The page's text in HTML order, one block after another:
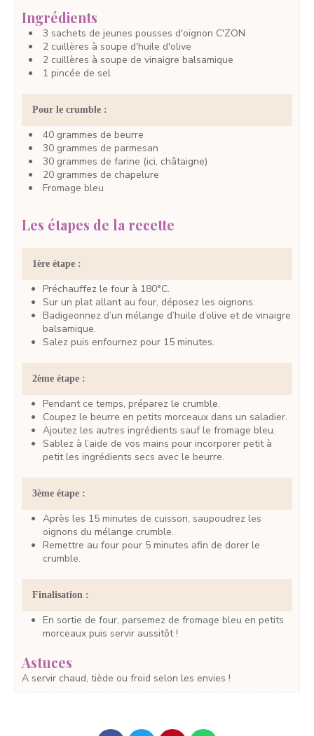
Ingrédients
3 sachets de jeunes pousses d'oignon C'ZON
2 cuillères à soupe d'huile d'olive
2 cuillères à soupe de vinaigre balsamique
1 pincée de sel
Pour le crumble :
40 grammes de beurre
30 grammes de parmesan
30 grammes de farine (ici, châtaigne)
20 grammes de chapelure
Fromage bleu
Les étapes de la recette
1ère étape :
Préchauffez le four à 180°C.
Sur un plat allant au four, déposez les oignons.
Badigeonnez d’un mélange d’huile d’olive et de vinaigre
balsamique.
Salez puis enfournez pour 15 minutes.
2ème étape :
Pendant ce temps, préparez le crumble.
Coupez le beurre en petits morceaux dans un saladier.
Ajoutez les autres ingrédients sauf le fromage bleu.
Sablez à l’aide de vos mains pour incorporer petit à
petit les ingrédients secs avec le beurre.
3ème étape :
Après les 15 minutes de cuisson, saupoudrez les
oignons du mélange crumble.
Remettre au four pour 5 minutes afin de dorer le
crumble.
Finalisation :
En sortie de four, parsemez de fromage bleu en petits
morceaux puis servir aussitôt !
Astuces
A servir chaud, tiède ou froid selon les envies !